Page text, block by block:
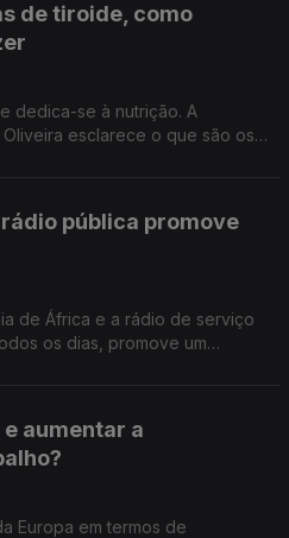
de tiroide, como
dedica-se à nutrição. A
esclarece o que são os
pública promove
de África e a rádio de serviço
os dias, promove um
e aumentar a
Europa em termos de